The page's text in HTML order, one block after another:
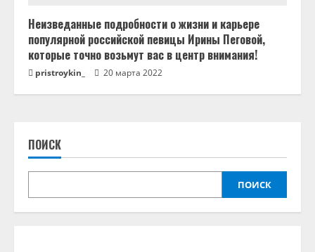
Неизведанные подробности о жизни и карьере
популярной российской певицы Ирины Пеговой,
которые точно возьмут вас в центр внимания!
pristroykin_ 20 марта 2022
ПОИСК
ПОИСК